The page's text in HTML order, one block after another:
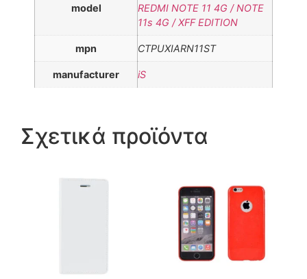
model
REDMI NOTE 11 4G / NOTE
11s 4G / XFF EDITION
mpn CTPUXIARN11ST
manufacturer iS
Σχετικά προϊόντα